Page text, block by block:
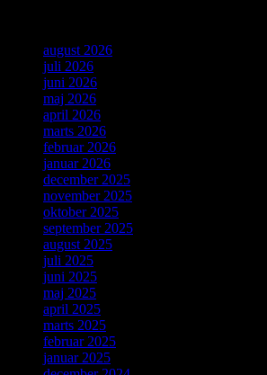
august 2026
juli 2026
juni 2026
maj 2026
april 2026
marts 2026
februar 2026
januar 2026
december 2025
november 2025
oktober 2025
september 2025
august 2025
juli 2025
juni 2025
maj 2025
april 2025
marts 2025
februar 2025
januar 2025